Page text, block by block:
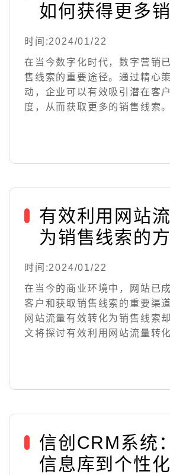
如何获得更多
时间:2024/01/22
在当今数字化时代，数字营销
售线索的重要途径。通过精心
动，企业可以有效吸引潜在客
度，从而获取更多的销售线索
有效利用网站
为销售线索的
时间:2024/01/22
在当今的商业环境中，网站已
客户和获取销售线索的重要渠
网站流量有效转化为销售线索
文将探讨有效利用网站流量转
信创CRM系统
信息库到个性